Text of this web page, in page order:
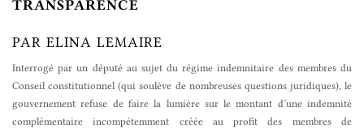
TRANSPARENCE
PAR ELINA LEMAIRE
Interrogé par un député au sujet du régime indemnitaire des membres du
Conseil constitutionnel (qui soulève de nombreuses questions juridiques), le
gouvernement refuse de faire la lumière sur le montant d’une indemnité
complémentaire incompétemment créée au profit des membres de